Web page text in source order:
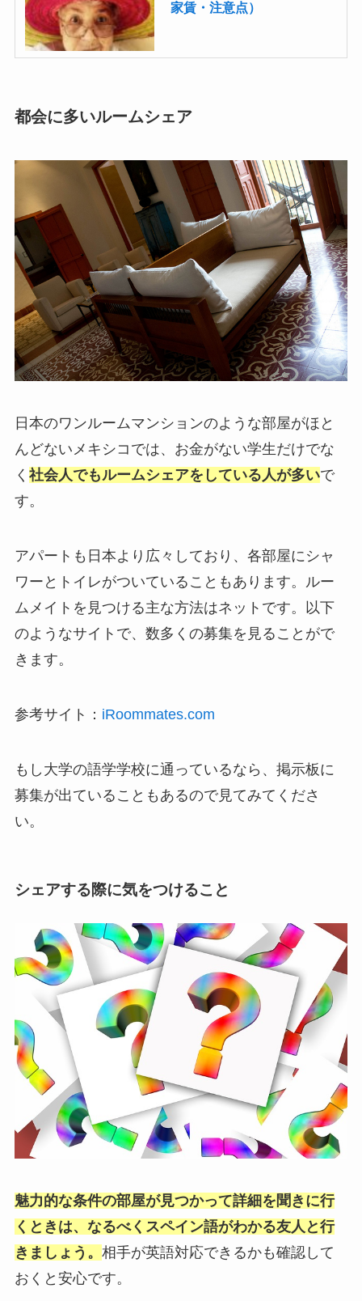
家賃・注意点）
都会に多いルームシェア
日本のワンルームマンションのような部屋がほと
んどないメキシコでは、お金がない学生だけでな
く 社会人でもルームシェアをしている人が多いで
す。
アパートも日本より広々しており、各部屋にシャ
ワーとトイレがついていることもあります。ルー
ムメイトを見つける主な方法はネットです。以下
のようなサイトで、数多くの募集を見ることがで
きます。
参考サイト： iRoommates.com
もし大学の語学学校に通っているなら、掲示板に
募集が出ていることもあるので見てみてくださ
い。
シェアする際に気をつけること
魅力的な条件の部屋が見つかって詳細を聞きに行
くときは、なるべくスペイン語がわかる友人と行
きましょう。 相手が英語対応できるかも確認して
おくと安心です。